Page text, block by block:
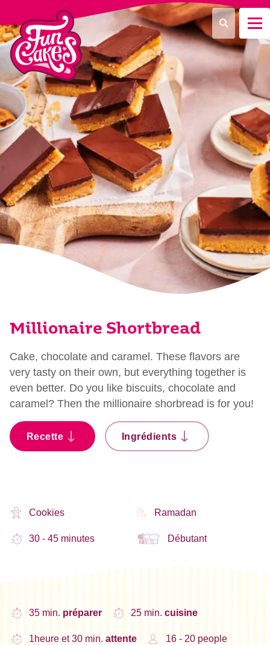
Que recherchez-vous ?
Recherche
Millionaire Shortbread
Cake, chocolate and caramel. These flavors are
very tasty on their own, but everything together is
even better. Do you like biscuits, chocolate and
caramel? Then the millionaire shorbread is for you!
Recette Ingrédients
Cookies Ramadan
30 - 45 minutes Débutant
35 min. préparer 25 min. cuisine
1heure et 30 min. attente 16 - 20 people